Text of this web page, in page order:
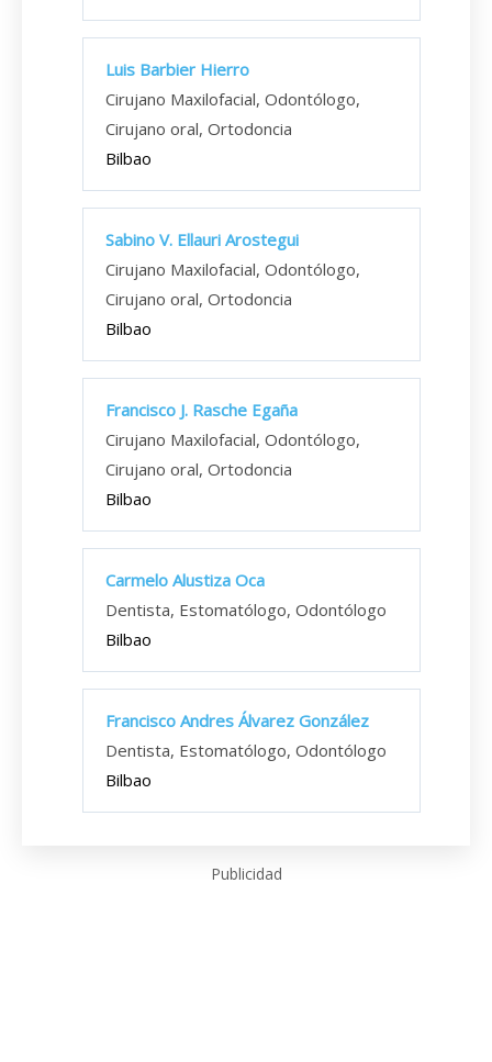
Luis Barbier Hierro
Cirujano Maxilofacial, Odontólogo,
Cirujano oral, Ortodoncia
Bilbao
Sabino V. Ellauri Arostegui
Cirujano Maxilofacial, Odontólogo,
Cirujano oral, Ortodoncia
Bilbao
Francisco J. Rasche Egaña
Cirujano Maxilofacial, Odontólogo,
Cirujano oral, Ortodoncia
Bilbao
Carmelo Alustiza Oca
Dentista, Estomatólogo, Odontólogo
Bilbao
Francisco Andres Álvarez González
Dentista, Estomatólogo, Odontólogo
Bilbao
Publicidad